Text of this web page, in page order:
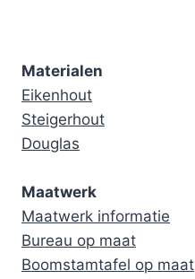
Materialen
Eikenhout
Steigerhout
Douglas
Maatwerk
Maatwerk informatie
Bureau op maat
Boomstamtafel op maat